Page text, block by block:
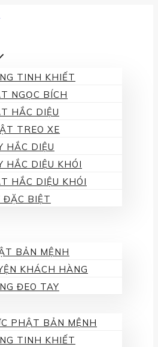
TINH KHIẾT
NGỌC BÍCH
HẮC DIỆU
TREO XE
HẮC DIỆU
HẮC DIỆU KHÓI
HẮC DIỆU KHÓI
ĐẶC BIỆT
BẢN MỆNH
KHÁCH HÀNG
ĐEO TAY
PHẬT BẢN MỆNH
TINH KHIẾT